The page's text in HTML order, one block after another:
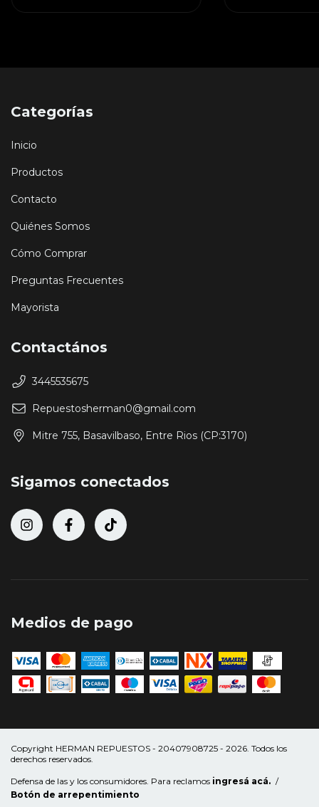
Categorías
Inicio
Productos
Contacto
Quiénes Somos
Cómo Comprar
Preguntas Frecuentes
Mayorista
Contactános
3445535675
Repuestosherman0@gmail.com
Mitre 755, Basavilbaso, Entre Rios (CP:3170)
Sigamos conectados
Medios de pago
Copyright HERMAN REPUESTOS - 20407908725 - 2026. Todos los
derechos reservados.
Defensa de las y los consumidores. Para reclamos ingresá acá. /
Botón de arrepentimiento